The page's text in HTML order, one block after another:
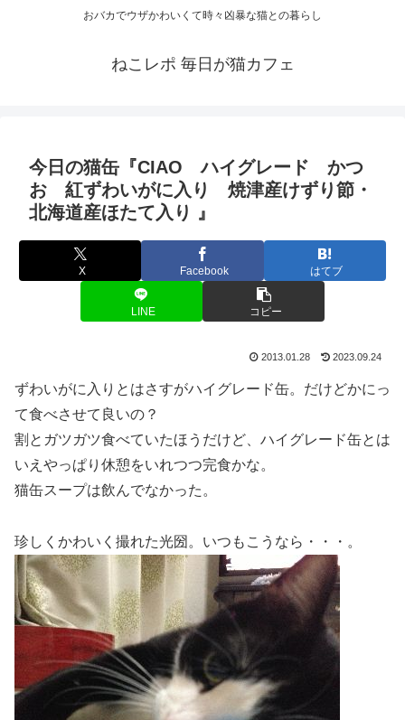
おバカでウザかわいくて時々凶暴な猫との暮らし
ねこレポ 毎日が猫カフェ
今日の猫缶『CIAO ハイグレード かつ
お 紅ずわいがに入り 焼津産けずり節・
北海道産ほたて入り 』
X Facebook はてブ
LINE コピー
2013.01.28 2023.09.24
ずわいがに入りとはさすがハイグレード缶。だけどかにっ
て食べさせて良いの？
割とガツガツ食べていたほうだけど、ハイグレード缶とは
いえやっぱり休憩をいれつつ完食かな。
猫缶スープは飲んでなかった。
珍しくかわいく撮れた光圀。いつもこうなら・・・。